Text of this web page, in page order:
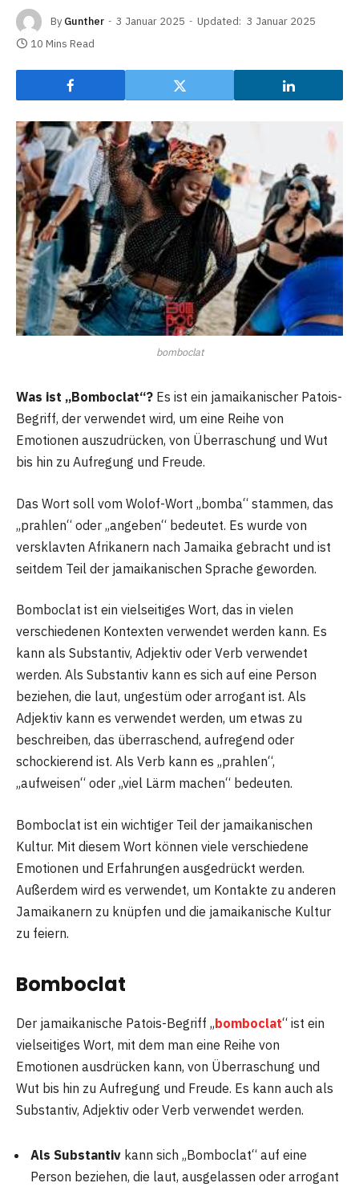
By Gunther 3 Januar 2025 Updated: 3 Januar 2025
10 Mins Read
bomboclat
Was ist „Bomboclat“? Es ist ein jamaikanischer Patois-
Begriff, der verwendet wird, um eine Reihe von
Emotionen auszudrücken, von Überraschung und Wut
bis hin zu Aufregung und Freude.
Das Wort soll vom Wolof-Wort „bomba“ stammen, das
„prahlen“ oder „angeben“ bedeutet. Es wurde von
versklavten Afrikanern nach Jamaika gebracht und ist
seitdem Teil der jamaikanischen Sprache geworden.
Bomboclat ist ein vielseitiges Wort, das in vielen
verschiedenen Kontexten verwendet werden kann. Es
kann als Substantiv, Adjektiv oder Verb verwendet
werden. Als Substantiv kann es sich auf eine Person
beziehen, die laut, ungestüm oder arrogant ist. Als
Adjektiv kann es verwendet werden, um etwas zu
beschreiben, das überraschend, aufregend oder
schockierend ist. Als Verb kann es „prahlen“,
„aufweisen“ oder „viel Lärm machen“ bedeuten.
Bomboclat ist ein wichtiger Teil der jamaikanischen
Kultur. Mit diesem Wort können viele verschiedene
Emotionen und Erfahrungen ausgedrückt werden.
Außerdem wird es verwendet, um Kontakte zu anderen
Jamaikanern zu knüpfen und die jamaikanische Kultur
zu feiern.
Bomboclat
Der jamaikanische Patois-Begriff „bomboclat“ ist ein
vielseitiges Wort, mit dem man eine Reihe von
Emotionen ausdrücken kann, von Überraschung und
Wut bis hin zu Aufregung und Freude. Es kann auch als
Substantiv, Adjektiv oder Verb verwendet werden.
Als Substantiv kann sich „Bomboclat“ auf eine
Person beziehen, die laut, ausgelassen oder arrogant